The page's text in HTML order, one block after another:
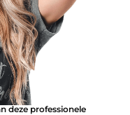
deze professionele